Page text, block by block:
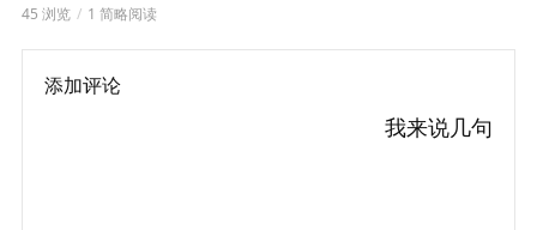
45 浏览 1 简略阅读
添加评论
我来说几句